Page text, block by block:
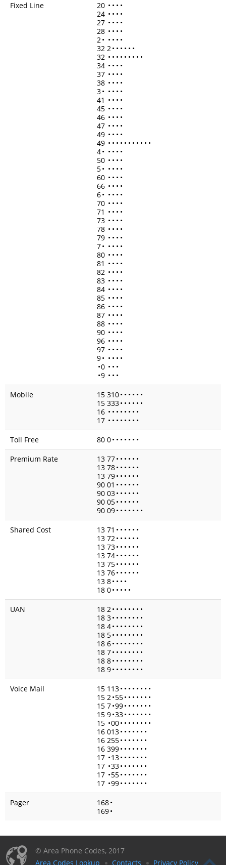
Fixed Line
20 • • • •
24 • • • •
27 • • • •
28 • • • •
2• • • • •
32 2• • • • • •
32 • • • • • • • • •
34 • • • •
37 • • • •
38 • • • •
3• • • • •
41 • • • •
45 • • • •
46 • • • •
47 • • • •
49 • • • •
49 • • • • • • • • • • •
4• • • • •
50 • • • •
5• • • • •
60 • • • •
66 • • • •
6• • • • •
70 • • • •
71 • • • •
73 • • • •
78 • • • •
79 • • • •
7• • • • •
80 • • • •
81 • • • •
82 • • • •
83 • • • •
84 • • • •
85 • • • •
86 • • • •
87 • • • •
88 • • • •
90 • • • •
96 • • • •
97 • • • •
9• • • • •
•0 • • •
•9 • • •
Mobile
15 310• • • • • •
15 333• • • • • •
16 • • • • • • • •
17 • • • • • • • •
Toll Free
80 0• • • • • • •
Premium Rate
13 77• • • • • •
13 78• • • • • •
13 79• • • • • •
90 01 • • • • • •
90 03• • • • • •
90 05• • • • • •
90 09• • • • • • •
Shared Cost
13 71 • • • • • •
13 72• • • • • •
13 73• • • • • •
13 74• • • • • •
13 75• • • • • •
13 76• • • • • •
13 8• • • •
18 0• • • • •
UAN
18 2• • • • • • • •
18 3• • • • • • • •
18 4• • • • • • • •
18 5• • • • • • • •
18 6• • • • • • • •
18 7• • • • • • • •
18 8• • • • • • • •
18 9• • • • • • • •
Voice Mail
15 113• • • • • • • •
15 2•55• • • • • • •
15 7•99• • • • • • •
15 9•33• • • • • • •
15 •00• • • • • • • •
16 013• • • • • • •
16 255• • • • • • •
16 399• • • • • • •
17 •13• • • • • • •
17 •33• • • • • • •
17 •55• • • • • • •
17 •99• • • • • • •
Pager
168•
169•
© Area Phone Codes, 2017
Area Codes Lookup
Contacts Privacy Policy